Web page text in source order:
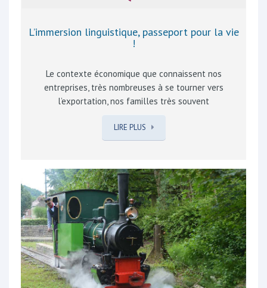
L’immersion linguistique, passeport pour la vie
!
Le contexte économique que connaissent nos
entreprises, très nombreuses à se tourner vers
l’exportation, nos familles très souvent
plus encore nos enfants à connaître, en plus du
français, deux langues. Très logiquement le
incontournables pour trouver un emploi, facteur
essentiel d’épanouissement ou pour, tout simplement,
pouvoir parler avec la belle-famille ou son petit cousin
qui habite dans la Région d’à côté. L’apprentissage de «
la langue de l’autre » est aussi un facteur
d’intégration, de tolérance et d’enrichissement culturel,
plus utile que jamais dans la vie de tous…
LIRE PLUS